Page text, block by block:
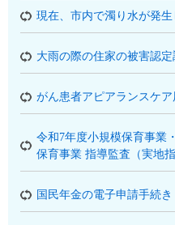
現在、市内で濁り水が発生
大雨の際の住家の被害認定
がん患者アピアランスケ
令和7年度小規模保育事業
保育事業 指導監査（実地
国民年金の電子申請手続き